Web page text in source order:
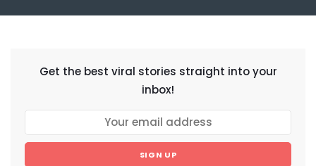
Get the best viral stories straight into your
inbox!
SIGN UP